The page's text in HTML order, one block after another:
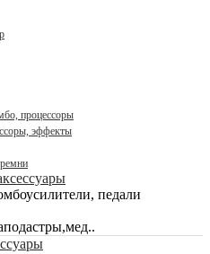
процессоры
эффекты
педали